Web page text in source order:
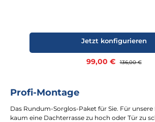
Verkaufspreis:
99,00 € Regulärer
136,00 €
Jetzt konfigurieren
Profi-Montage
Das Rundum-Sorglos-Paket für Sie. Für
kaum eine Dachterrasse zu hoch oder Tür zu